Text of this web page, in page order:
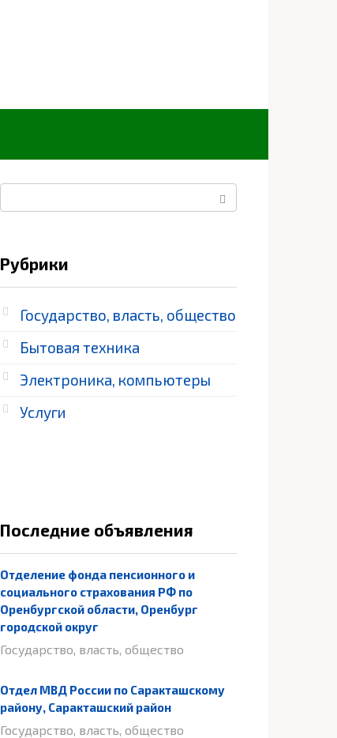
Рубрики
Государство, власть, общество
Бытовая техника
Электроника, компьютеры
Услуги
Последние объявления
Отделение фонда пенсионного и
социального страхования РФ по
Оренбургской области, Оренбург
городской округ
Государство, власть, общество
Отдел МВД России по Саракташскому
району, Саракташский район
Государство, власть, общество